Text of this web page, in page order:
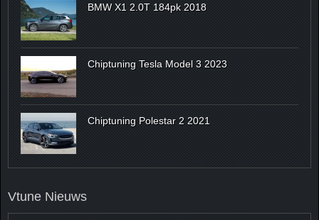
BMW X1 2.0T 184pk 2018
Chiptuning Tesla Model 3 2023
Chiptuning Polestar 2 2021
Vtune Nieuws